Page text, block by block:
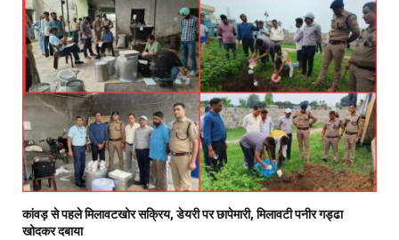
कांवड़ से पहले मिलावटखोर सक्रिय, डेयरी पर छापेमारी, मिलावटी पनीर गड्ढा
खोदकर दबाया